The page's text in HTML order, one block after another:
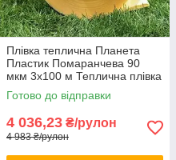
Плівка теплична Планета
Пластик Помаранчева 90
мкм 3х100 м Теплична плівка
для фермерів Плівка
покривна
Готово до відправки
4 036,23 ₴/рулон
4 983 ₴/рулон